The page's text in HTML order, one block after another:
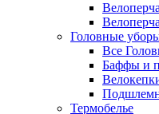
Головные
Все
Баффы и
Термобелье